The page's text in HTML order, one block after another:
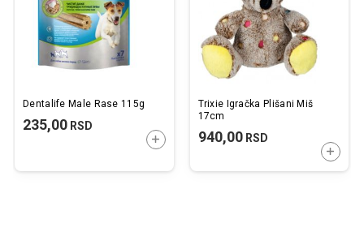
Dentalife Male Rase 115g
235,00 RSD
DODAJTE U KORPU
Trixie Igračka Plišani Miš
17cm
940,00RSD